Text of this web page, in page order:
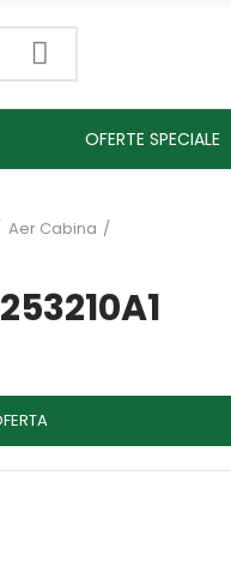
OFERTE SPECIALE
Aer Cabina